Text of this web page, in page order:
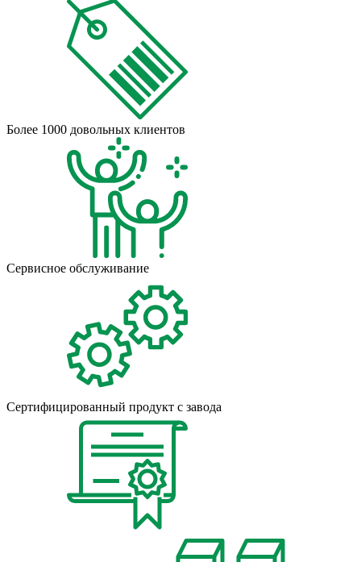
Более 1000 довольных клиентов
Сервисное обслуживание
Сертифицированный продукт с завода